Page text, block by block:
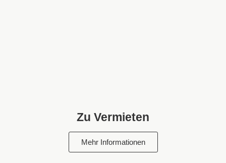
Zu Vermieten
Mehr Informationen